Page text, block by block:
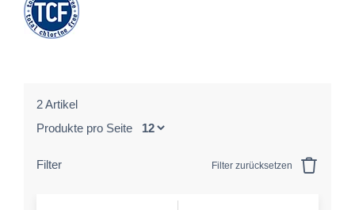
2 Artikel
Produkte pro Seite
Filter Filter zurücksetzen